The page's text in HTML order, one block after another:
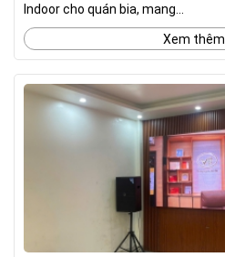
Indoor cho quán bia, mang...
Xem thêm